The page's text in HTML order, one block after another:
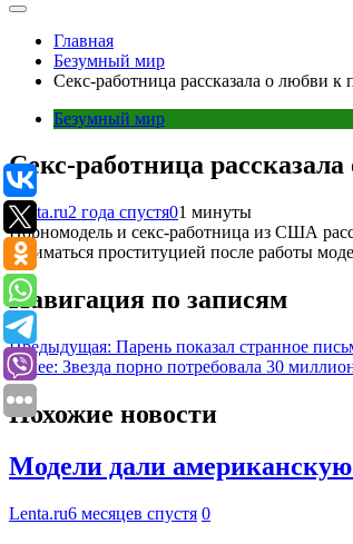
Главная
Безумный мир
Секс-работница рассказала о любви к
Безумный мир
Секс-работница
Lenta.ru2 года спустя01 минуты
Порномодель и секс-работница из США
заниматься проституцией после работы
Навигация по записям
Предыдущая: Парень показал странное
Далее: Звезда порно потребовала 30
Похожие новости
Модели дали американскую
Lenta.ru6 месяцев спустя 0